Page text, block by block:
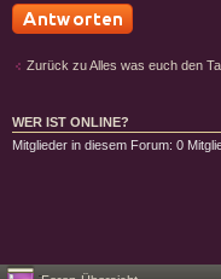
Zurück zu Alles was euch den
WER IST ONLINE?
Mitglieder in diesem Forum: 0